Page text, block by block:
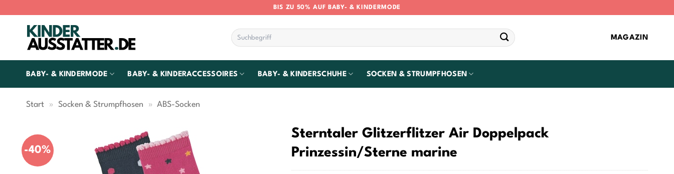
springen
BIS ZU 50% AUF BABY- & KINDERMODE
Suchen
nach:
MAGAZIN
BABY- & KINDERMODE BABY- & KINDERACCESSOIRES BABY- & KINDERSCHUHE SOCKEN & STRUMPFHOSEN
Start » Socken & Strumpfhosen » ABS-Socken
-40%
Sterntaler Glitzerflitzer Air Doppelpack
Prinzessin/Sterne marine